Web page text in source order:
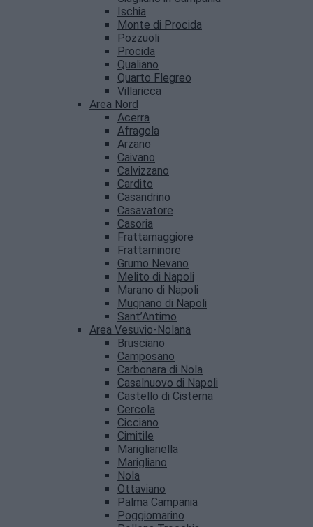
Ischia
Monte di Procida
Pozzuoli
Procida
Qualiano
Quarto Flegreo
Villaricca
Area Nord
Acerra
Afragola
Arzano
Caivano
Calvizzano
Cardito
Casandrino
Casavatore
Casoria
Frattamaggiore
Frattaminore
Grumo Nevano
Melito di Napoli
Marano di Napoli
Mugnano di Napoli
Sant’Antimo
Area Vesuvio-Nolana
Brusciano
Camposano
Carbonara di Nola
Casalnuovo di Napoli
Castello di Cisterna
Cercola
Cicciano
Cimitile
Mariglianella
Marigliano
Nola
Ottaviano
Palma Campania
Poggiomarino